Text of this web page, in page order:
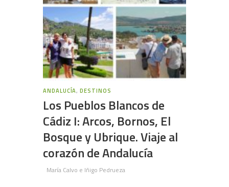
ANDALUCÍA,DESTINOS
Los Pueblos Blancos de
Cádiz I: Arcos, Bornos, El
Bosque y Ubrique. Viaje al
corazón de Andalucía
María Calvo e Iñigo Pedrueza